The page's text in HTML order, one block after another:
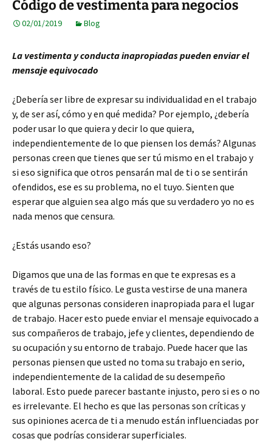
Código de vestimenta para negocios
02/01/2019 Blog
La vestimenta y conducta inapropiadas pueden enviar el
mensaje equivocado
¿Debería ser libre de expresar su individualidad en el trabajo
y, de ser así, cómo y en qué medida? Por ejemplo, ¿debería
poder usar lo que quiera y decir lo que quiera,
independientemente de lo que piensen los demás? Algunas
personas creen que tienes que ser tú mismo en el trabajo y
si eso significa que otros pensarán mal de ti o se sentirán
ofendidos, ese es su problema, no el tuyo. Sienten que
esperar que alguien sea algo más que su verdadero yo no es
nada menos que censura.
¿Estás usando eso?
Digamos que una de las formas en que te expresas es a
través de tu estilo físico. Le gusta vestirse de una manera
que algunas personas consideren inapropiada para el lugar
de trabajo. Hacer esto puede enviar el mensaje equivocado a
sus compañeros de trabajo, jefe y clientes, dependiendo de
su ocupación y su entorno de trabajo. Puede hacer que las
personas piensen que usted no toma su trabajo en serio,
independientemente de la calidad de su desempeño
laboral. Esto puede parecer bastante injusto, pero si es o no
es irrelevante. El hecho es que las personas son críticas y
sus opiniones acerca de ti a menudo están influenciadas por
cosas que podrías considerar superficiales.